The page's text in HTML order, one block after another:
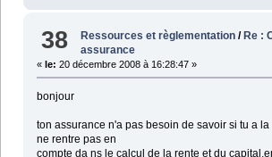
38 Ressources et règlementation /Re :
assurance
« le: 20 décembre 2008 à 16:28:47 »
bonjour
ton assurance n'a pas besoin de savoir si tu a
ne rentre pas en
compte da ns le calcul de la rente et du